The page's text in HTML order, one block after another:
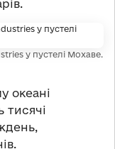
у пустелі Мохаве.
океані
тисячі